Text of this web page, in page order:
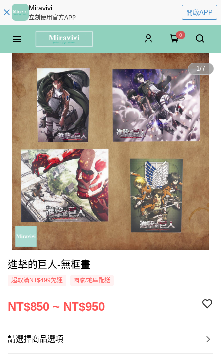
Miravivi
立刻使用官方APP
開啟APP
0
1/7
進擊的巨人-無框畫
超取滿NT$499免運 國家/地區配送
NT$850 ~ NT$950
請選擇商品選項